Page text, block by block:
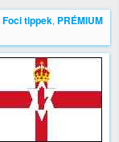
Foci tippek, PRÉMIUM